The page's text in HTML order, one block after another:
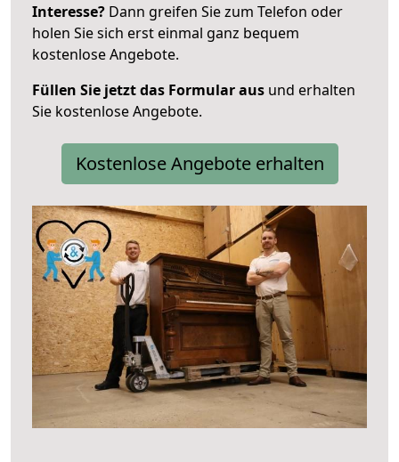
Interesse? Dann greifen Sie zum Telefon oder
holen Sie sich erst einmal ganz bequem
kostenlose Angebote.
Füllen Sie jetzt das Formular aus und erhalten
Sie kostenlose Angebote.
Kostenlose Angebote erhalten